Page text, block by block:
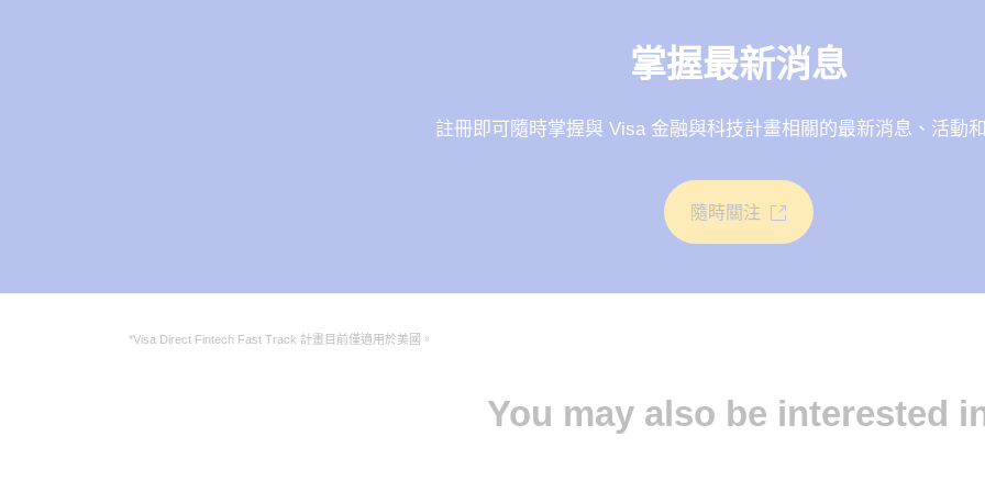
掌握最新消息
註冊即可隨時掌握與 Visa 金融與科技計畫相關的最新消息、活動
隨時關注
*Visa Direct Fintech Fast Track 計畫目前僅適用於美國。
You may also be interested